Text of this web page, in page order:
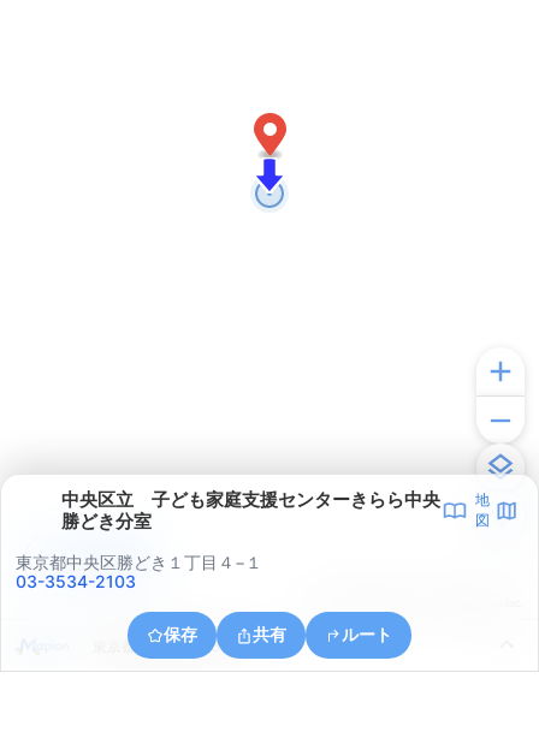
中央区立 子ども家庭支援センターきらら中央
勝どき分室
地
図
東京都中央区勝どき１丁目４−１
03-3534-2103
保存 共有 ルート
東京都江東区豊洲６丁目５
アプリで見る